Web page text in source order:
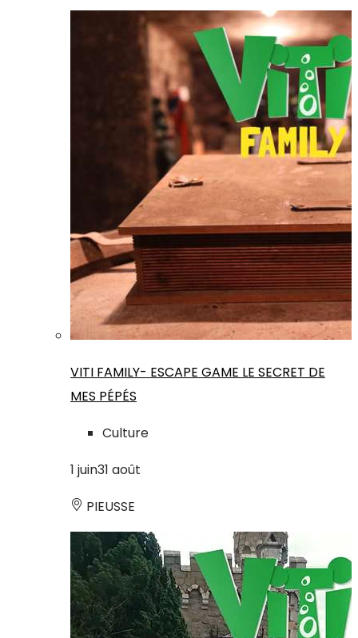
VITI FAMILY- ESCAPE GAME LE SECRET DE
MES PÉPÉS
Culture
1 juin31 août
PIEUSSE